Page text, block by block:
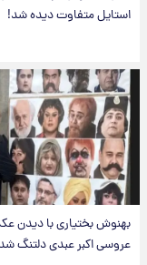
استایل متفاوت دیده شد!
بهنوش بختیاری با دیدن
عروسی اکبر عبدی دلتنگ